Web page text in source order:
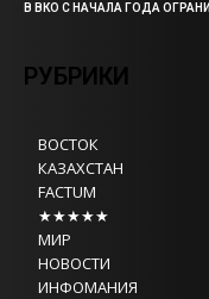
В ВКО С НАЧАЛА ГОДА
РУБРИКИ
ВОСТОК
КАЗАХСТАН
FACTUM
★★★★★
МИР
НОВОСТИ
ИНФОМАНИЯ